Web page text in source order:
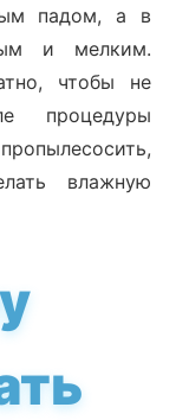
падом, а в
и мелким.
чтобы не
процедуры
влажную